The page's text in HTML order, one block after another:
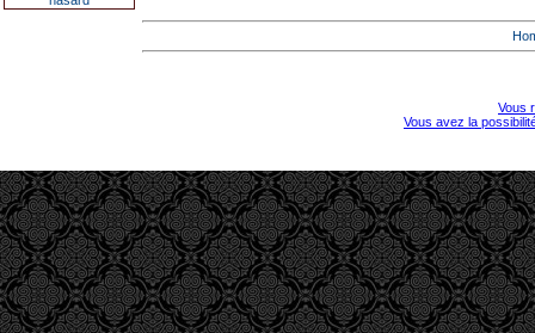
Vous
Vous avez la